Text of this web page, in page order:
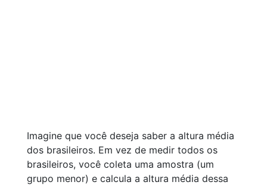
Imagine que você deseja saber a altura média
dos brasileiros. Em vez de medir todos os
brasileiros, você coleta uma amostra (um
grupo menor) e calcula a altura média dessa